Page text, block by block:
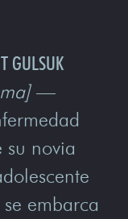
GULSUK
—
novia
embarca